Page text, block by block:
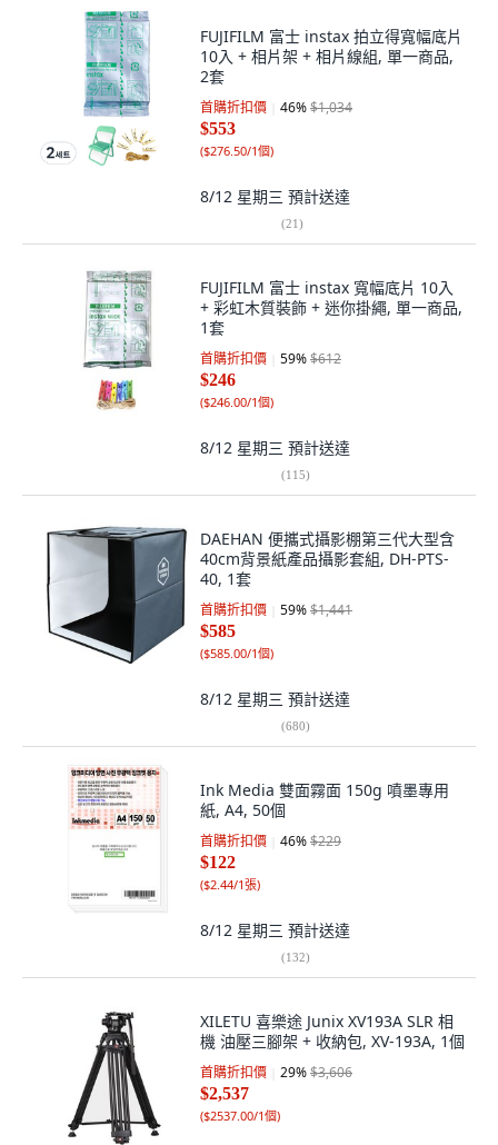
FUJIFILM 富士 instax 拍立得寬幅底片
10入 + 相片架 + 相片線組, 單一商品,
2套
首購折扣價 46%$1,034
$553
($276.50/1個)
8/12 星期三 預計送達
(21)
FUJIFILM 富士 instax 寬幅底片 10入
+ 彩虹木質裝飾 + 迷你掛繩, 單一商品,
1套
首購折扣價 59%$612
$246
($246.00/1個)
8/12 星期三 預計送達
(115)
DAEHAN 便攜式攝影棚第三代大型含
40cm背景紙產品攝影套組, DH-PTS-
40, 1套
首購折扣價 59%$1,441
$585
($585.00/1個)
8/12 星期三 預計送達
(680)
Ink Media 雙面霧面 150g 噴墨專用
紙, A4, 50個
首購折扣價 46%$229
$122
($2.44/1張)
8/12 星期三 預計送達
(132)
XILETU 喜樂途 Junix XV193A SLR 相
機 油壓三腳架 + 收納包, XV-193A, 1個
首購折扣價 29%$3,606
$2,537
($2537.00/1個)